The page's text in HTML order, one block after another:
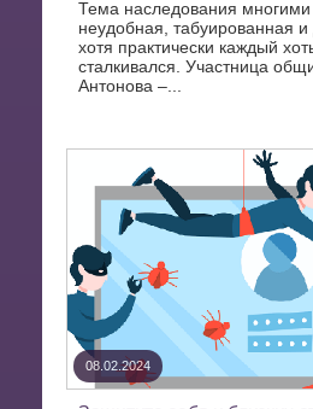
Тема наследования многими
неудобная, табуированная
хотя практически каждый
сталкивался. Участница
Антонова –...
08.02.2024